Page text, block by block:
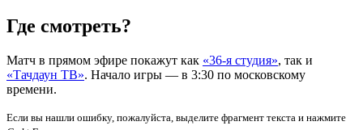
Где смотреть?
Матч в прямом эфире покажут как «36-я студия», так и
«Тачдаун ТВ». Начало игры — в 3:30 по московскому
времени.
Если вы нашли ошибку, пожалуйста, выделите фрагмент текста и нажмите